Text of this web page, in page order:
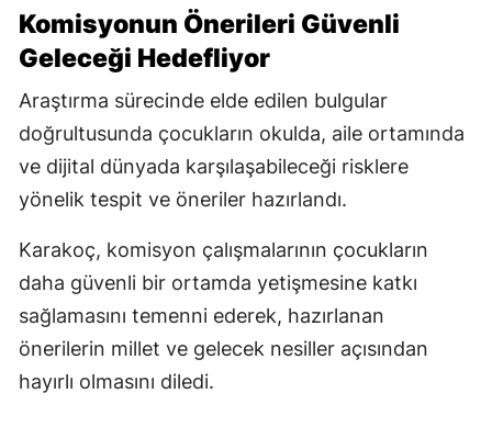
Komisyonun Önerileri Güvenli
Geleceği Hedefliyor
Araştırma sürecinde elde edilen bulgular
doğrultusunda çocukların okulda, aile ortamında
ve dijital dünyada karşılaşabileceği risklere
yönelik tespit ve öneriler hazırlandı.
Karakoç, komisyon çalışmalarının çocukların
daha güvenli bir ortamda yetişmesine katkı
sağlamasını temenni ederek, hazırlanan
önerilerin millet ve gelecek nesiller açısından
hayırlı olmasını diledi.